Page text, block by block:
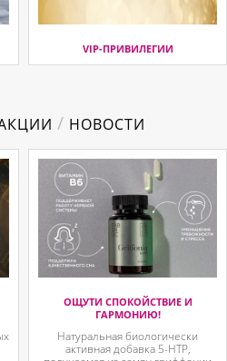
VIP-ПРИВИЛЕГИИ
/ НОВОСТИ
ОЩУТИ СПОКОЙСТВИЕ И
ГАРМОНИЮ!
Натуральная биологически
активная добавка 5-HTP,